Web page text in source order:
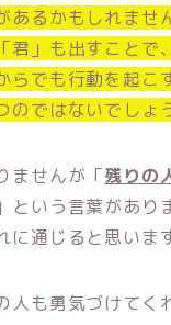
あるかもしれませ
君」も出すことで
らでも行動を起こ
のではないでしょ
ませんが「残りの
」という言葉があり
通じると思います
人も勇気づけてく